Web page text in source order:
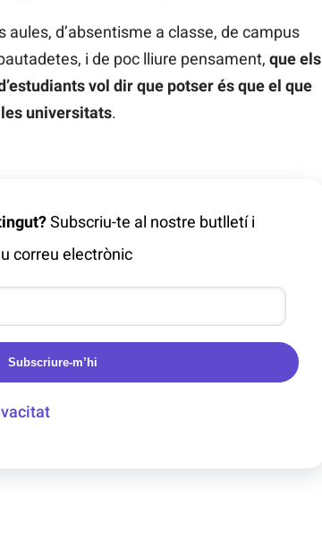
aules, d’absentisme a classe, de campus
i de poc lliure pensament, que els
vol dir que potser és que el que
universitats.
Subscriu-te al nostre butlletí i
correu electrònic
Subscriure-m’hi